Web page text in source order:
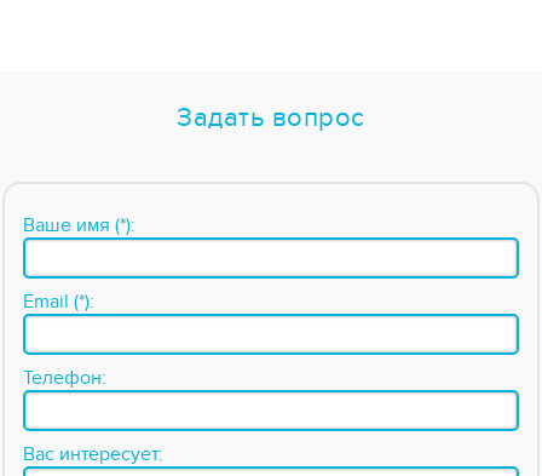
Задать вопрос
Ваше имя (*):
Email (*):
Телефон:
Вас интересует: